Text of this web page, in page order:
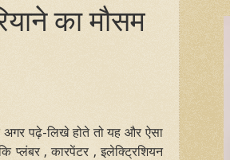
का मौसम
अगर पढ़े-लिखे होते तो यह और ऐसा
प्लंबर , कारपेंटर , इलेक्ट्रिशियन